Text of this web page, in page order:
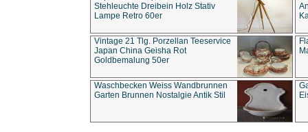
Stehleuchte Dreibein Holz Stativ
Lampe Retro 60er
Vintage 21 Tlg. Porzellan Teeservice
Japan China Geisha Rot
Goldbemalung 50er
Waschbecken Weiss Wandbrunnen
Garten Brunnen Nostalgie Antik Stil